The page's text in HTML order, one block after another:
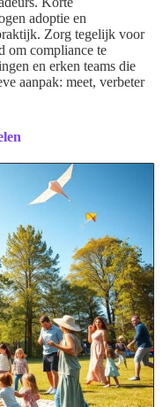
adoptie en
Zorg tegelijk voor
om compliance te
en erken teams die
aanpak: meet, verbeter